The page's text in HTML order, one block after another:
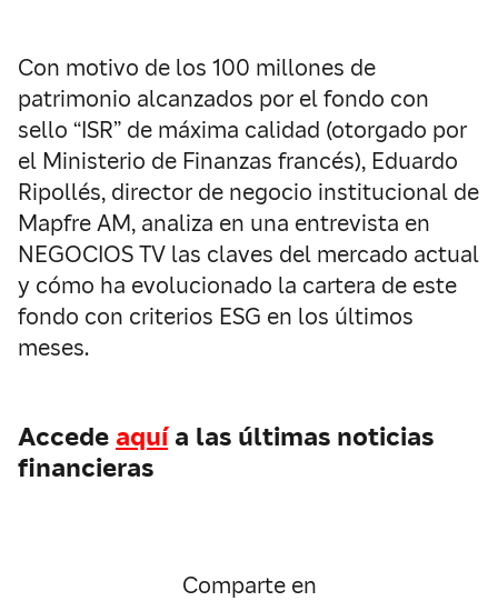
Con motivo de los 100 millones de
patrimonio alcanzados por el fondo con
sello “ISR” de máxima calidad (otorgado por
el Ministerio de Finanzas francés), Eduardo
Ripollés, director de negocio institucional de
Mapfre AM, analiza en una entrevista en
NEGOCIOS TV las claves del mercado actual
y cómo ha evolucionado la cartera de este
fondo con criterios ESG en los últimos
meses.
Accede aquí a las últimas noticias
financieras
Comparte en